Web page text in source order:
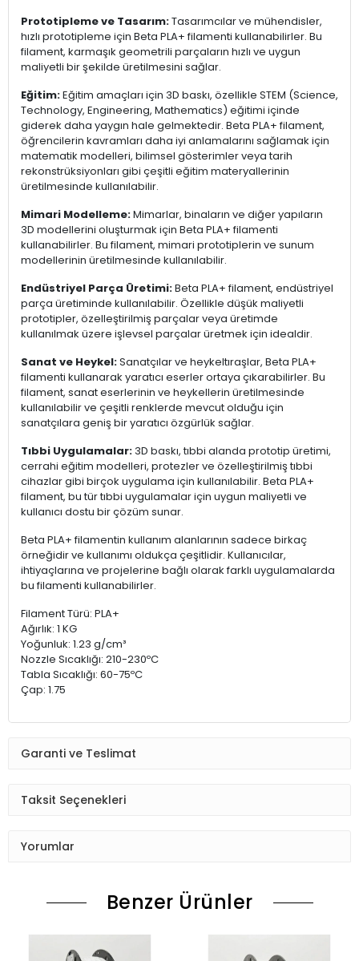
Prototipleme ve Tasarım:Tasarımcılar ve mühendisler,
hızlı prototipleme için Beta PLA+ filamenti kullanabilirler. Bu
filament, karmaşık geometrili parçaların hızlı ve uygun
maliyetli bir şekilde üretilmesini sağlar.
Eğitim:Eğitim amaçları için 3D baskı, özellikle STEM (Science,
Technology, Engineering, Mathematics) eğitimi içinde
giderek daha yaygın hale gelmektedir. Beta PLA+ filament,
öğrencilerin kavramları daha iyi anlamalarını sağlamak için
matematik modelleri, bilimsel gösterimler veya tarih
rekonstrüksiyonları gibi çeşitli eğitim materyallerinin
üretilmesinde kullanılabilir.
Mimari Modelleme:Mimarlar, binaların ve diğer yapıların
3D modellerini oluşturmak için Beta PLA+ filamenti
kullanabilirler. Bu filament, mimari prototiplerin ve sunum
modellerinin üretilmesinde kullanılabilir.
Endüstriyel Parça Üretimi:Beta PLA+ filament, endüstriyel
parça üretiminde kullanılabilir. Özellikle düşük maliyetli
prototipler, özelleştirilmiş parçalar veya üretimde
kullanılmak üzere işlevsel parçalar üretmek için idealdir.
Sanat ve Heykel:Sanatçılar ve heykeltıraşlar, Beta PLA+
filamenti kullanarak yaratıcı eserler ortaya çıkarabilirler. Bu
filament, sanat eserlerinin ve heykellerin üretilmesinde
kullanılabilir ve çeşitli renklerde mevcut olduğu için
sanatçılara geniş bir yaratıcı özgürlük sağlar.
Tıbbi Uygulamalar:3D baskı, tıbbi alanda prototip üretimi,
cerrahi eğitim modelleri, protezler ve özelleştirilmiş tıbbi
cihazlar gibi birçok uygulama için kullanılabilir. Beta PLA+
filament, bu tür tıbbi uygulamalar için uygun maliyetli ve
kullanıcı dostu bir çözüm sunar.
Beta PLA+ filamentin kullanım alanlarının sadece birkaç
örneğidir ve kullanımı oldukça çeşitlidir. Kullanıcılar,
ihtiyaçlarına ve projelerine bağlı olarak farklı uygulamalarda
bu filamenti kullanabilirler.
Filament Türü: PLA+
Ağırlık: 1 KG
Yoğunluk: 1.23 g/cm³
Nozzle Sıcaklığı: 210-230ºC
Tabla Sıcaklığı: 60-75ºC
Çap: 1.75
Garanti ve Teslimat
Taksit Seçenekleri
Yorumlar
Benzer Ürünler